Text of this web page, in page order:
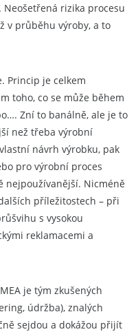
Neošetřená rizika procesu
v průběhu výroby, a to
Princip je celkem
toho, co se může během
Zní to banálně, ale je to
než třeba výrobní
návrh výrobku, pak
pro výrobní proces
nejpoužívanější. Nicméně
příležitostech – při
s vysokou
reklamacemi a
je tým zkušených
údržba), znalých
sejdou a dokážou přijít